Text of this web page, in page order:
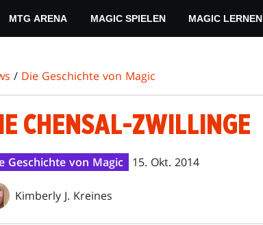
MTG ARENA MAGIC SPIELEN MAGIC LERNEN
/ Die Geschichte von Magic
CHENSAL-ZWILLINGE
Geschichte von Magic 15. Okt. 2014
Kimberly J. Kreines